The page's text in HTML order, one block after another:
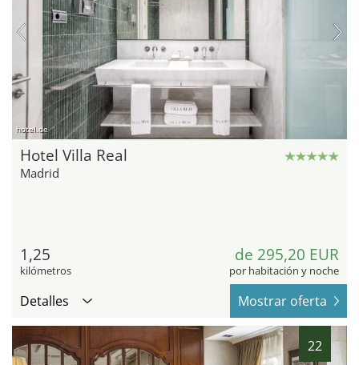
hotel.de
Hotel Villa Real
Madrid
1,25
kilómetros
de 295,20 EUR
por habitación y noche
Detalles Mostrar oferta
22